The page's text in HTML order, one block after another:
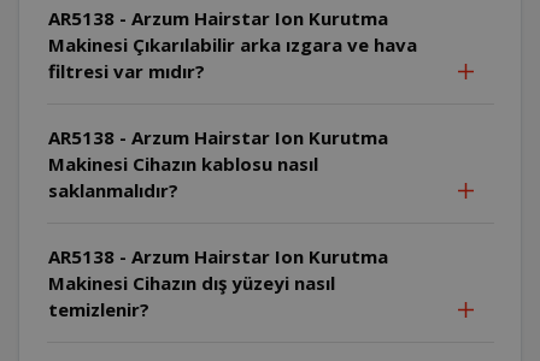
AR5138 - Arzum Hairstar Ion Kurutma
Makinesi Çıkarılabilir arka ızgara ve hava
filtresi var mıdır?
AR5138 - Arzum Hairstar Ion Kurutma
Makinesi Cihazın kablosu nasıl
saklanmalıdır?
AR5138 - Arzum Hairstar Ion Kurutma
Makinesi Cihazın dış yüzeyi nasıl
temizlenir?